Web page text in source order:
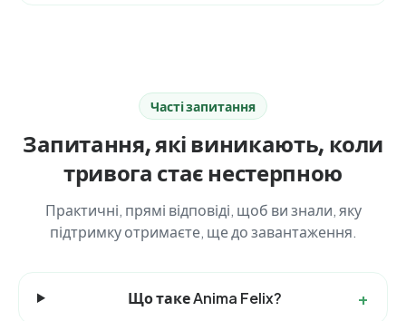
Часті запитання
Запитання, які виникають, коли
тривога стає нестерпною
Практичні, прямі відповіді, щоб ви знали, яку
підтримку отримаєте, ще до завантаження.
Що таке Anima Felix? +